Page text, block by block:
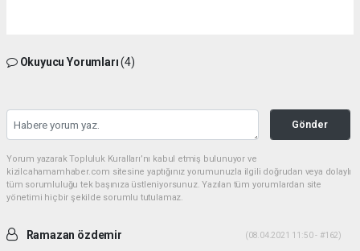
Okuyucu Yorumları(4)
Gönder
Yorum yazarak Topluluk Kuralları’nı kabul etmiş bulunuyor ve
kizilcahamamhaber.com sitesine yaptığınız yorumunuzla ilgili doğrudan veya dolaylı
tüm sorumluluğu tek başınıza üstleniyorsunuz. Yazılan tüm yorumlardan site
yönetimi hiçbir şekilde sorumlu tutulamaz.
Ramazan özdemir (08.04.2021 11:50 - #162)